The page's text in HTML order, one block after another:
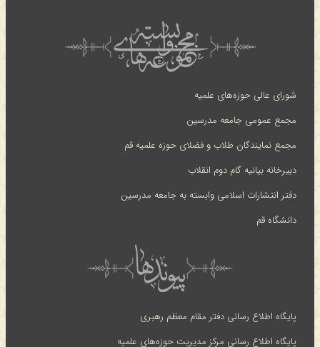
شورای عالی حوزه‌های علمیه
مجمع عمومی جامعه مدرسین
مجمع نمایندگان طلاب و فضلای حوزه علمیه قم
دبیرخانه بیانیه گام دوم انقلاب
دفتر انتشارات اسلامی وابسته به جامعه مدرسین
دانشگاه قم
پایگاه اطلاع رسانی دفتر مقام معظم رهبری
پایگاه اطلاع رسانی مرکز مدیریت حوزه‌های علمیه